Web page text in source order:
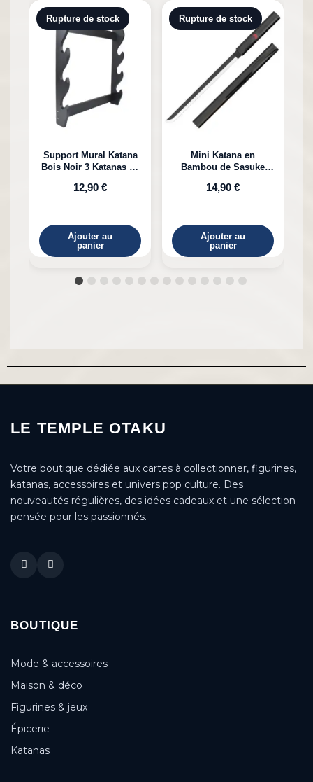
Rupture de stock
Support Mural Katana
Bois Noir 3 Katanas en
12,90 €
Ajouter au
panier
Rupture de stock
Mini Katana en
Bambou de Sasuke
14,90 €
Ajouter au
panier
LE TEMPLE OTAKU
Votre boutique dédiée aux cartes à collectionner, figurines,
katanas, accessoires et univers pop culture. Des
nouveautés régulières, des idées cadeaux et une sélection
pensée pour les passionnés.
BOUTIQUE
Mode & accessoires
Maison & déco
Figurines & jeux
Épicerie
Katanas